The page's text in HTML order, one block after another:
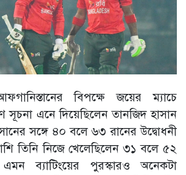
বিপক্ষে জয়ের ম্যাচে
সূচনা এনে দিয়েছিলেন তানজিদ হাসান
সঙ্গে ৪০ বলে ৬৩ রানের উদ্বোধনী
তিনি নিজে খেলেছিলেন ৩১ বলে ৫২
ব্যাটিংয়ের পুরস্কারও অনেকটা